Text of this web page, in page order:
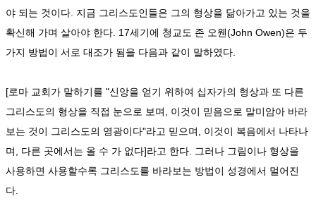
야 되는 것이다. 지금 그리스도인들은 그의 형상을 닮아가고 있는 것을
확신해 가며 살아야 한다. 17세기에 청교도 존 오웬(John Owen)은 두
가지 방법이 서로 대조가 됨을 다음과 같이 말하였다.
[로마 교회가 말하기를 "신앙을 얻기 위하여 십자가의 형상과 또 다른
그리스도의 형상을 직접 눈으로 보며, 이것이 믿음으로 말미암아 바라
보는 것이 그리스도의 영광이다"라고 믿으며, 이것이 복음에서 나타나
며, 다른 곳에서는 올 수 가 없다]라고 한다. 그러나 그림이나 형상을
사용하면 사용할수록 그리스도를 바라보는 방법이 성경에서 멀어진
다.